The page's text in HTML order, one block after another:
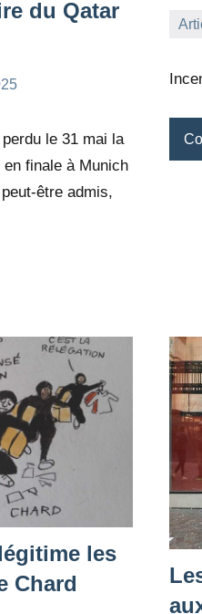
du Qatar
le 31 mai la
finale à Munich
être admis,
les
Chard